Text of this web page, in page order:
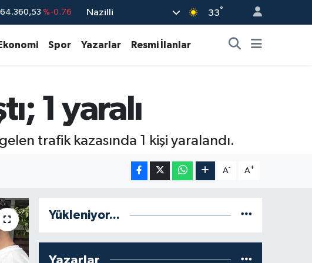
47,7069 %0.17
55,0265 %0.01
13.887 %64
Nazilli 33°
Spor Yazarlar Resmi İlanlar
1 yaralı
trafik kazasında 1 kişi yaralandı.
A- A+
Yükleniyor...
Yazarlar